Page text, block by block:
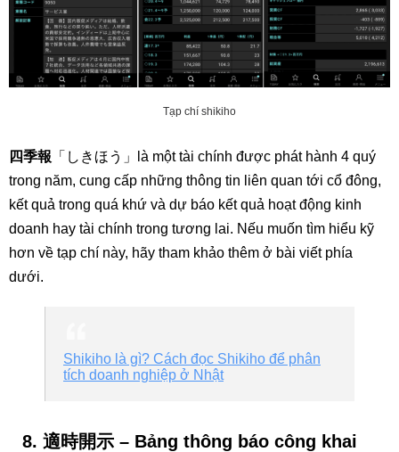
Tạp chí shikiho
四季報 「しきほう」là một tài chính được phát hành 4 quý
trong năm, cung cấp những thông tin liên quan tới cổ đông,
kết quả trong quá khứ và dự báo kết quả hoạt động kinh
doanh hay tài chính trong tương lai. Nếu muốn tìm hiểu kỹ
hơn về tạp chí này, hãy tham khảo thêm ở bài viết phía
dưới.
Shikiho là gì? Cách đọc Shikiho để phân
tích doanh nghiệp ở Nhật
8. 適時開示 – Bảng thông báo công khai